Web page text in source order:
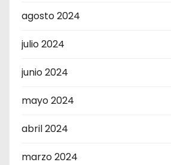
agosto 2024
julio 2024
junio 2024
mayo 2024
abril 2024
marzo 2024